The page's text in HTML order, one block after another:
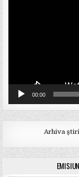
00:00
Arhiva știri